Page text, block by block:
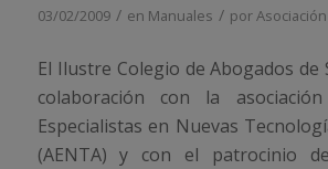
03/02/2009 / en Manuales / por
El Ilustre Colegio de Abogados de
colaboración con la
Especialistas en Nuevas
(AENTA) y con el patrocinio